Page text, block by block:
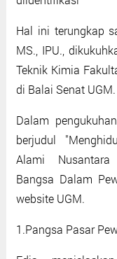
Hal ini terungkap
MS., IPU.,
Teknik Kimia
di Balai Senat UGM.
Dalam
berjudul
Alami
Bangsa Dalam
website UGM.
1.Pangsa Pasar